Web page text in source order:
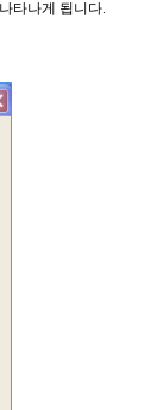
타나게 됩니다.